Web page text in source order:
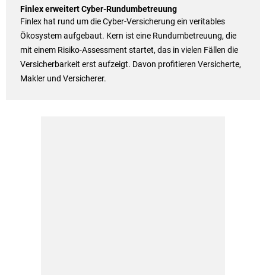
Finlex erweitert Cyber-Rundumbetreuung
Finlex hat rund um die Cyber-Versicherung ein veritables
Ökosystem aufgebaut. Kern ist eine Rundumbetreuung, die
mit einem Risiko-Assessment startet, das in vielen Fällen die
Versicherbarkeit erst aufzeigt. Davon profitieren Versicherte,
Makler und Versicherer.